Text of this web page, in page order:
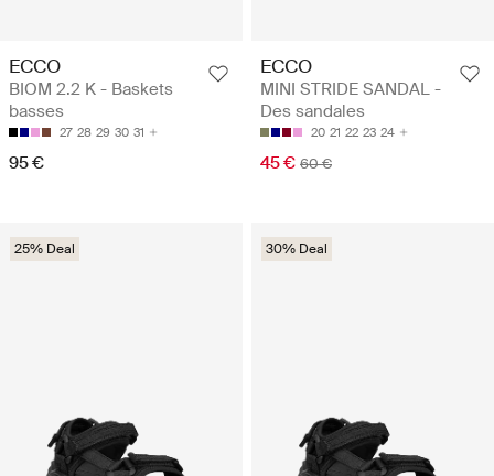
ECCO
BIOM 2.2 K - Baskets
basses
27 28 29 30 31
95 €
ECCO
MINI STRIDE SANDAL -
Des sandales
20 21 22 23 24
45 € 60 €
25% Deal 30% Deal